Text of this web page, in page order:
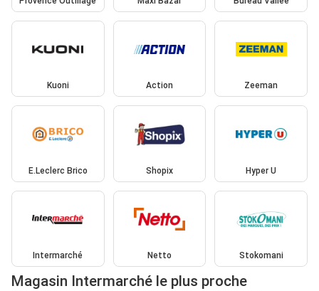
Kuoni Action Zeeman
E.Leclerc Brico Shopix Hyper U
Intermarché Netto Stokomani
Magasin Intermarché le plus proche